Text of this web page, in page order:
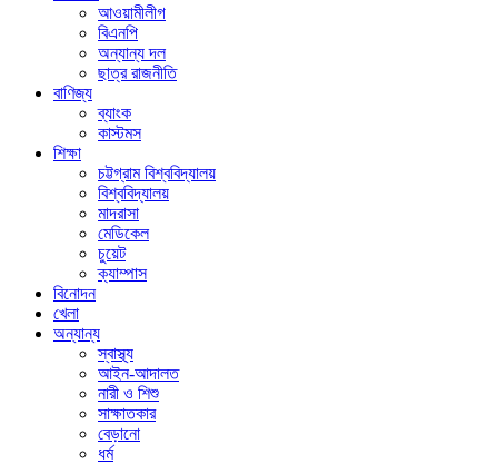
আওয়ামীলীগ
বিএনপি
অন্যান্য দল
ছাত্র রাজনীতি
বাণিজ্য
ব্যাংক
কাস্টমস
শিক্ষা
চট্টগ্রাম বিশ্ববিদ্যালয়
বিশ্ববিদ্যালয়
মাদরাসা
মেডিকেল
চুয়েট
ক্যাম্পাস
বিনোদন
খেলা
অন্যান্য
স্বাস্থ্য
আইন-আদালত
নারী ও শিশু
সাক্ষাতকার
বেড়ানো
ধর্ম